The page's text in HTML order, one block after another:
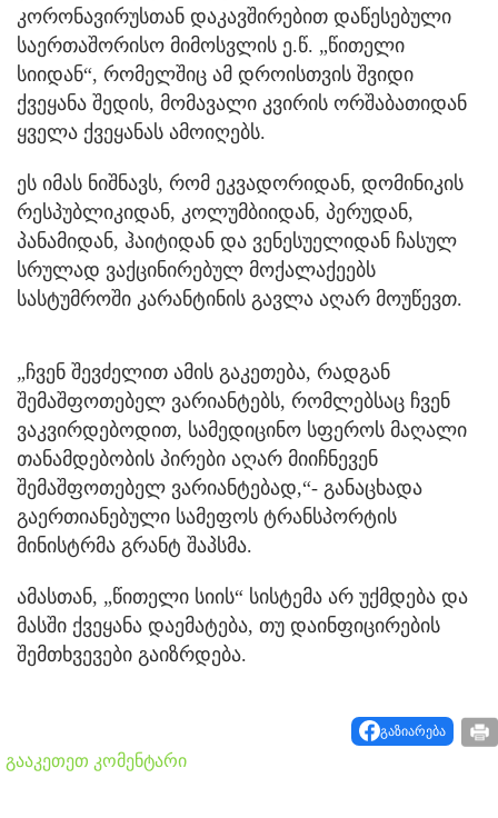
კორონავირუსთან დაკავშირებით დაწესებული
საერთაშორისო მიმოსვლის ე.წ. „წითელი
სიიდან“, რომელშიც ამ დროისთვის შვიდი
ქვეყანა შედის, მომავალი კვირის ორშაბათიდან
ყველა ქვეყანას ამოიღებს.
ეს იმას ნიშნავს, რომ ეკვადორიდან, დომინიკის
რესპუბლიკიდან, კოლუმბიიდან, პერუდან,
პანამიდან, ჰაიტიდან და ვენესუელიდან ჩასულ
სრულად ვაქცინირებულ მოქალაქეებს
სასტუმროში კარანტინის გავლა აღარ მოუწევთ.
„ჩვენ შევძელით ამის გაკეთება, რადგან
შემაშფოთებელ ვარიანტებს, რომლებსაც ჩვენ
ვაკვირდებოდით, სამედიცინო სფეროს მაღალი
თანამდებობის პირები აღარ მიიჩნევენ
შემაშფოთებელ ვარიანტებად,“- განაცხადა
გაერთიანებული სამეფოს ტრანსპორტის
მინისტრმა გრანტ შაპსმა.
ამასთან, „წითელი სიის“ სისტემა არ უქმდება და
მასში ქვეყანა დაემატება, თუ დაინფიცირების
შემთხვევები გაიზრდება.
გაზიარება
გააკეთეთ კომენტარი